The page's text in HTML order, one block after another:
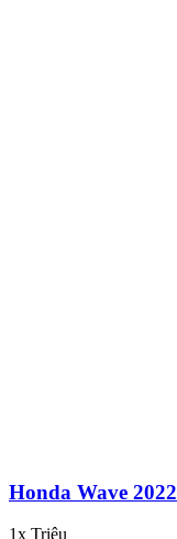
Honda Wave 2022
1x Triệu